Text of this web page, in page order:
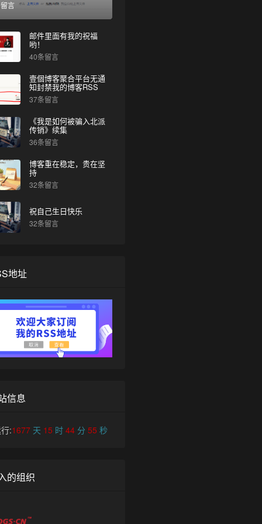
言
邮件里面有我的祝福
哟！
40条留言
壹個博客聚合平台无通
知封禁我的博客RSS
37条留言
《我是如何被骗入北派
传销》续集
36条留言
博客重在稳定，贵在坚
持
32条留言
祝自己生日快乐
32条留言
地址
信息
:1677天 15 时 44分 55 秒
的组织